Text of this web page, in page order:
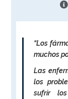
“Los
muchos
Las
los
sufrir